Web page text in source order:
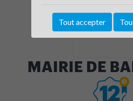
MAIRIE DE
Tout accepter